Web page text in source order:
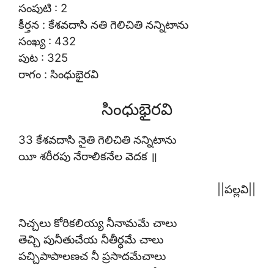
సంపుటి : 2
కీర్తన : కేశవదాసి నతి గెలిచితి నన్నిటాను
సంఖ్య : 432
పుట : 325
రాగం : సింధుభైరవి
సింధుభైరవి
33 కేశవదాసి నైతి గెలిచితి నన్నిటాను
యీ శరీరపు నేరాలికనేల వెదక ॥
||పల్లవి||
నిచ్చలు కోరికలియ్య నీనామమే చాలు
తెచ్చి పునీతుచేయ నీతీర్ధమే చాలు
పచ్చిపాపాలణచ నీ ప్రసాదమేచాలు